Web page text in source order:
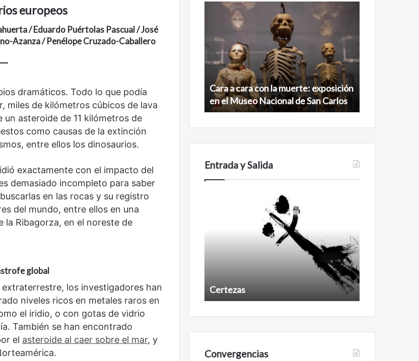
europeos
/ Eduardo Puértolas Pascual / José
Azanza / Penélope Cruzado-Caballero
dramáticos. Todo lo que podía
miles de kilómetros cúbicos de lava
asteroide de 11 kilómetros de
como causas de la extinción
entre ellos los dinosaurios.
exactamente con el impacto del
demasiado incompleto para saber
en las rocas y su registro
del mundo, entre ellos en una
la Ribagorza, en el noreste de
global
los investigadores han
niveles ricos en metales raros en
el iridio, o con gotas de vidrio
También se han encontrado
el asteroide al caer sobre el mar, y
espacio
Nunca
más
sin
todas
de
la
letras
mexicanas
en
una
colección
digital
diversidad de la letras mexicanas en
una nueva colección digital
Cara
con
la
muerte:
exposición
el
Museo
Nacional
Carlos
Cara a cara con la muerte: exposición
en el Museo Nacional de San Carlos
al
de
Entrada y Salida
No
murió
de
amor
No murió de amor Certezas
Convergencias